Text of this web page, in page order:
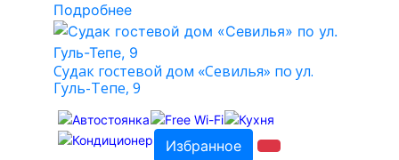
Подробнее
Судак гостевой дом «Севилья» по ул.
Гуль-Тепе, 9
Избранное